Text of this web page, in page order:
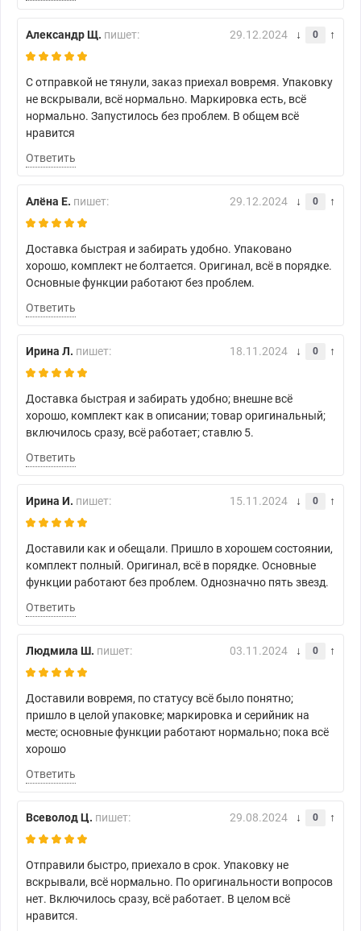
Александр Щ. пишет: 29.12.2024 0
С отправкой не тянули, заказ приехал вовремя. Упаковку
не вскрывали, всё нормально. Маркировка есть, всё
нормально. Запустилось без проблем. В общем всё
нравится
Ответить
Алёна Е. пишет: 29.12.2024 0
Доставка быстрая и забирать удобно. Упаковано
хорошо, комплект не болтается. Оригинал, всё в порядке.
Основные функции работают без проблем.
Ответить
Ирина Л. пишет: 18.11.2024 0
Доставка быстрая и забирать удобно; внешне всё
хорошо, комплект как в описании; товар оригинальный;
включилось сразу, всё работает; ставлю 5.
Ответить
Ирина И. пишет: 15.11.2024 0
Доставили как и обещали. Пришло в хорошем состоянии,
комплект полный. Оригинал, всё в порядке. Основные
функции работают без проблем. Однозначно пять звезд.
Ответить
Людмила Ш. пишет: 03.11.2024 0
Доставили вовремя, по статусу всё было понятно;
пришло в целой упаковке; маркировка и серийник на
месте; основные функции работают нормально; пока всё
хорошо
Ответить
Всеволод Ц. пишет: 29.08.2024 0
Отправили быстро, приехало в срок. Упаковку не
вскрывали, всё нормально. По оригинальности вопросов
нет. Включилось сразу, всё работает. В целом всё
нравится.